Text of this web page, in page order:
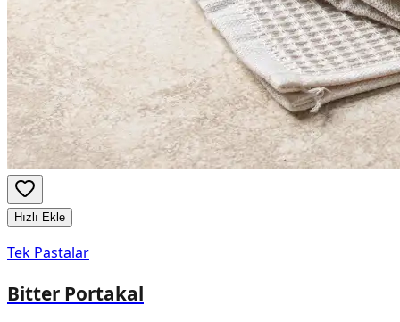
Hızlı Ekle
Tek Pastalar
Bitter Portakal